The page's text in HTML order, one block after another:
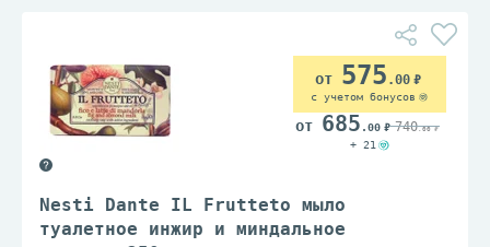
Nesti Dante IL Frutteto мыло
туалетное инжир и миндальное
575 .00
с учетом бонусов
685 .00 740.00
+ 21